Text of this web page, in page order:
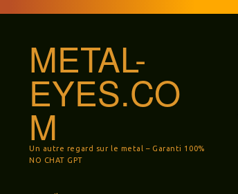
METAL-
EYES.CO
M
Un autre regard sur le metal – Garanti 100%
NO CHAT GPT
Aller au contenu principal